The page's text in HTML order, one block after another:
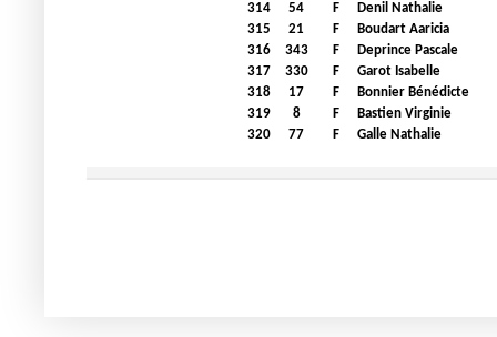
314
54 F
Denil Nathalie
315
21 F
Boudart Aaricia
316
343 F
Deprince Pascale
317
330 F
Garot Isabelle
318
17 F
Bonnier Bénédicte
319
8 F
Bastien Virginie
320
77 F Galle Nathalie